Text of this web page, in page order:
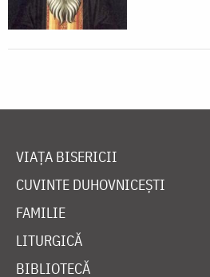
VIAȚA BISERICII
CUVINTE DUHOVNICEȘTI
FAMILIE
LITURGICĂ
BIBLIOTECĂ